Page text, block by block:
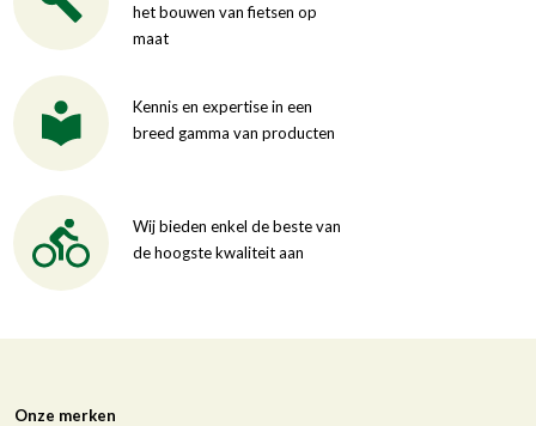
het bouwen van fietsen op
maat
Kennis en expertise in een
breed gamma van producten
Wij bieden enkel de beste van
de hoogste kwaliteit aan
Onze merken